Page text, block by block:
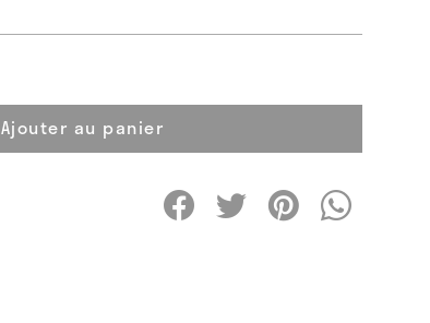
Ajouter au panier